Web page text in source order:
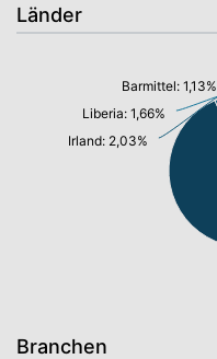
Länder
Irland: 2,03%
Liberia: 1,66%
Barmittel: 1,13%
Branchen